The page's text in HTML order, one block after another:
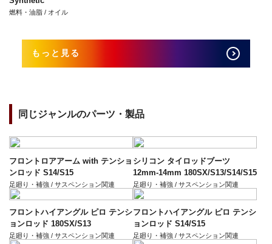
燃料・油脂 / オイル
もっと見る
同じジャンルのパーツ・製品
フロントロアアーム with テンショ
ンロッド S14/S15
足廻り・補強 / サスペンション関連
シリコン タイロッドブーツ
12mm-14mm 180SX/S13/S14/S15
足廻り・補強 / サスペンション関連
フロントハイアングル ピロ テンシ
ョンロッド 180SX/S13
足廻り・補強 / サスペンション関連
フロントハイアングル ピロ テンシ
ョンロッド S14/S15
足廻り・補強 / サスペンション関連